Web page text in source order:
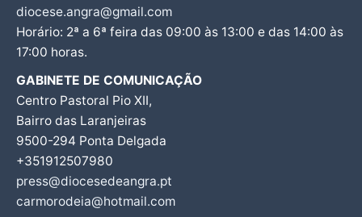
diocese.angra@gmail.com
Horário: 2ª a 6ª feira das 09:00 às 13:00 e das 14:00 às
17:00 horas.
GABINETE DE COMUNICAÇÃO
Centro Pastoral Pio XII,
Bairro das Laranjeiras
9500-294 Ponta Delgada
+351912507980
press@diocesedeangra.pt
carmorodeia@hotmail.com